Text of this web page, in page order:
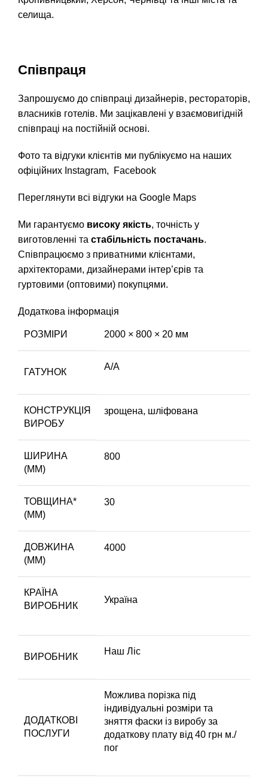
селища.
Співпраця
Запрошуємо до співпраці дизайнерів, рестораторів,
власників готелів. Ми зацікавлені у взаємовигідній
співпраці на постійній основі.
Фото та відгуки клієнтів ми публікуємо на наших
офіційних Instagram, Facebook
Переглянути всі відгуки на Google Maps
Ми гарантуємо високу якість, точність у
виготовленні та стабільність постачань.
Співпрацюємо з приватними клієнтами,
архітекторами, дизайнерами інтер’єрів та
гуртовими (оптовими) покупцями.
Додаткова інформація
РОЗМІРИ 2000 × 800 × 20 мм
ГАТУНОК
А/А
КОНСТРУКЦІЯ
ВИРОБУ
зрощена, шліфована
ШИРИНА
(ММ)
800
ТОВЩИНА*
(ММ)
30
ДОВЖИНА
(ММ)
4000
КРАЇНА
ВИРОБНИК
Україна
ВИРОБНИК
Наш Ліс
ДОДАТКОВІ
ПОСЛУГИ
Можлива порізка під
індивідуальні розміри та
зняття фаски із виробу за
додаткову плату від 40 грн м./
пог